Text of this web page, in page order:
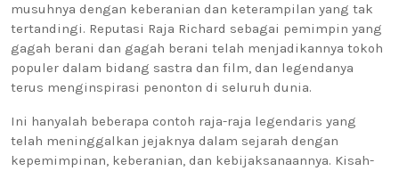
musuhnya dengan keberanian dan keterampilan yang tak
tertandingi. Reputasi Raja Richard sebagai pemimpin yang
gagah berani dan gagah berani telah menjadikannya tokoh
populer dalam bidang sastra dan film, dan legendanya
terus menginspirasi penonton di seluruh dunia.
Ini hanyalah beberapa contoh raja-raja legendaris yang
telah meninggalkan jejaknya dalam sejarah dengan
kepemimpinan, keberanian, dan kebijaksanaannya. Kisah-